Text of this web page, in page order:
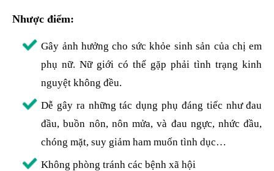
Nhược điểm:
Gây ảnh hưởng cho sức khỏe sinh sản của chị em
phụ nữ. Nữ giới có thể gặp phải tình trạng kinh
nguyệt không đều.
Dễ gây ra những tác dụng phụ đáng tiếc như đau
đầu, buồn nôn, nôn mửa, và đau ngực, nhức đầu,
chóng mặt, suy giảm ham muốn tình dục…
Không phòng tránh các bệnh xã hội